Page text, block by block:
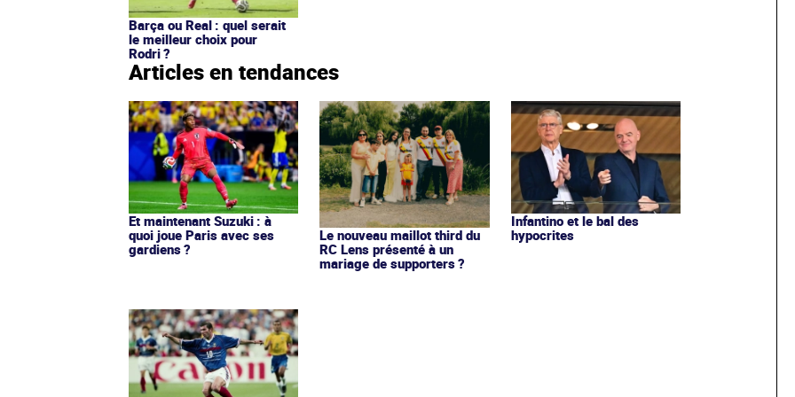
Barça ou Real : quel serait
le meilleur choix pour
Rodri ?
Articles en tendances
Et maintenant Suzuki : à
quoi joue Paris avec ses
gardiens ?
Le nouveau maillot third du
RC Lens présenté à un
mariage de supporters ?
Infantino et le bal des
hypocrites